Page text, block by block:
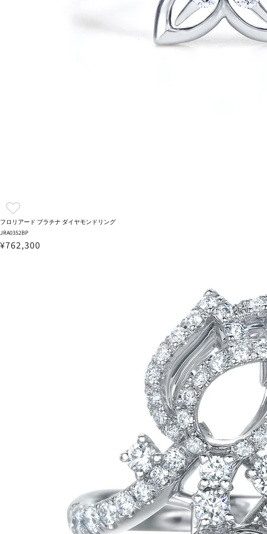
フロリアード プラチナ ダイヤモンドリング
JRA0352BP
¥762,300